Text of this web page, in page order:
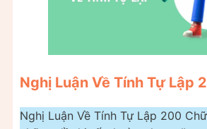
Nghị Luận Về Tính Tự Lập
Nghị Luận Về Tính Tự Lập 200